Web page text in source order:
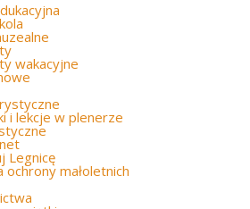
wakacyjne
i lekcje w plenerze
Legnicę
ochrony małoletnich